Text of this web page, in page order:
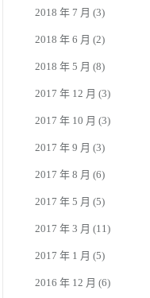
2018 年 7 月 (3)
2018 年 6 月 (2)
2018 年 5 月 (8)
2017 年 12 月 (3)
2017 年 10 月 (3)
2017 年 9 月 (3)
2017 年 8 月 (6)
2017 年 5 月 (5)
2017 年 3 月 (11)
2017 年 1 月 (5)
2016 年 12 月 (6)